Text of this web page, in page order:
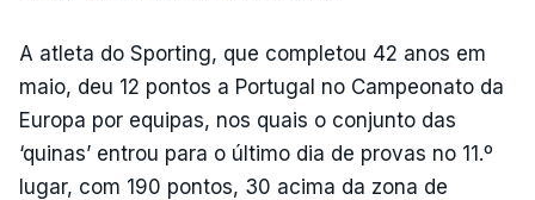
A atleta do Sporting, que completou 42 anos em
maio, deu 12 pontos a Portugal no Campeonato da
Europa por equipas, nos quais o conjunto das
‘quinas’ entrou para o último dia de provas no 11.º
lugar, com 190 pontos, 30 acima da zona de